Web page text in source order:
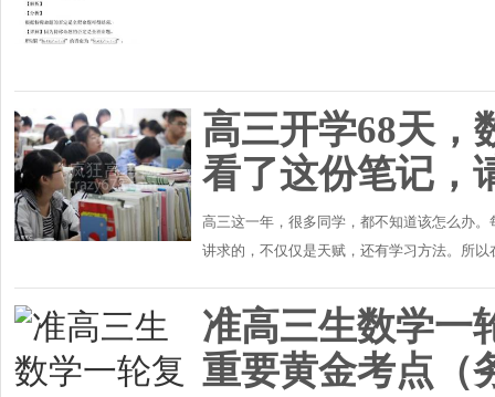
高三开学68天，
看了这份笔记，
高三这一年，很多同学，都不知道该怎么办
讲求的，不仅仅是天赋，还有学习方法。所
准高三生数学一
重要黄金考点（